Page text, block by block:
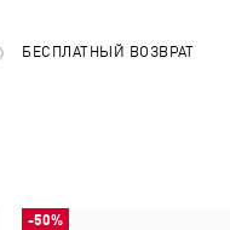
БЕСПЛАТНЫЙ ВОЗВРАТ
-50%